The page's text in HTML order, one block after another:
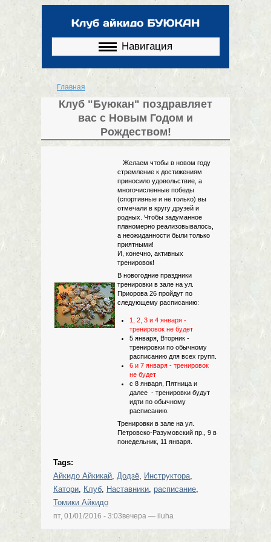
основному
Навигация
Вы здесь
Главная
Клуб "Буюкан" поздравляет
вас с Новым Годом и
Рождеством!
Желаем чтобы в новом году
стремление к достижениям
приносило удовольствие, а
многочисленные победы
(спортивные и не только) вы
отмечали в кругу друзей и
родных. Чтобы задуманное
планомерно реализовывалось,
а неожиданности были только
приятными!
И, конечно, активных
тренировок!
В новогодние праздники
тренировки в зале на ул.
Приорова 26 пройдут по
следующему расписанию:
1, 2, 3 и 4 января -
тренировок не будет
5 января, Вторник -
тренировки по обычному
расписанию для всех групп.
6 и 7 января - тренировок
не будет
с 8 января, Пятница и
далее - тренировки будут
идти по обычному
расписанию.
Тренировки в зале на ул.
Петровско-Разумовский пр., 9 в
понедельник, 11 января.
Tags:
Айкидо Айкикай Додзё Инструктора
Катори
Клуб Наставники расписание
Томики Айкидо
пт, 01/01/2016 - 3:03вечера — iluha